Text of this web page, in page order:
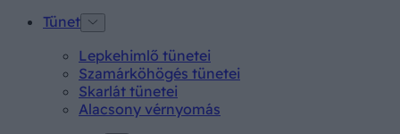
Tünet
Lepkehimlő tünetei
Szamárköhögés tünetei
Skarlát tünetei
Alacsony vérnyomás